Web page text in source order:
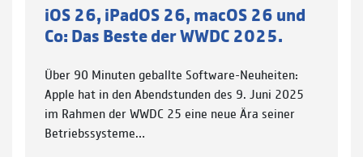
iOS 26, iPadOS 26, macOS 26 und
Co: Das Beste der WWDC 2025.
Über 90 Minuten geballte Software-Neuheiten:
Apple hat in den Abendstunden des 9. Juni 2025
im Rahmen der WWDC 25 eine neue Ära seiner
Betriebssysteme…